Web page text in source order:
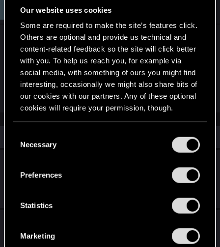
Our website uses cookies
Some are required to make the site’s features click.
Others are optional and provide us technical and
content-related feedback so the site will click better
with you. To help us reach you, for example via
social media, with something of ours you might find
interesting, occasionally we might also share bits of
our cookies with our partners. Any of these optional
cookies will require your permission, though.
and tweak your preferences regarding them in the
Necessary
Preferences
Statistics
Marketing
Gwinciok Forum regular
Witam,
wszystko pięknie tylko nie mamy 25 października
2024 a gra dalej nie działa na Windows 7.
Naprawcie to w końcu, albo napiszcie czy w ogóle
to naprawicie.
nowej generacji – lista zmian
May 25, 2017